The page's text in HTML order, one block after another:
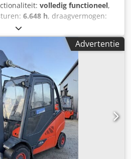
volledig functioneel,
6.648 h, draagvermogen:
mm
triplex, bouwhoogte:2.165
, aandrijftype:
500 ISO-klasse:
kg Masttype: Triplex Staat:
functioneel Technische staat:
Achterbanden type:
Swvofx Apyef Zijschuiver, 3e
voorste werklamp,
cabine, airconditioning,
stofbekleding, klembord met
vooraan, Truck Spot achteraan,
Advertentie